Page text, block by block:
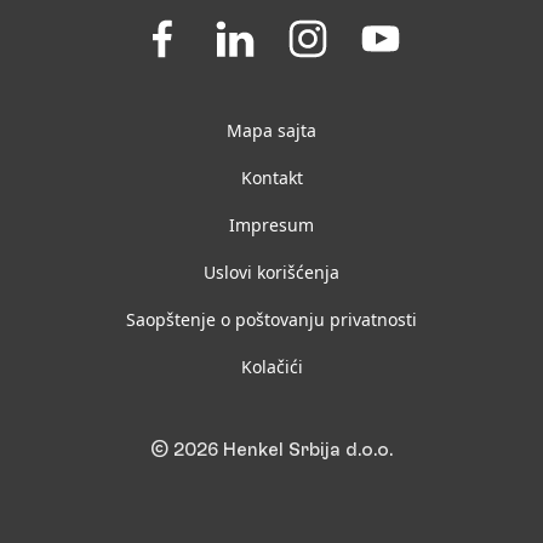
Join
Join
on
Join
on
Join
us
Mapa sajta
Kontakt
Impresum
Uslovi korišćenja
Saopštenje o poštovanju privatnosti
Kolačići
© 2026 Henkel Srbija d.o.o.